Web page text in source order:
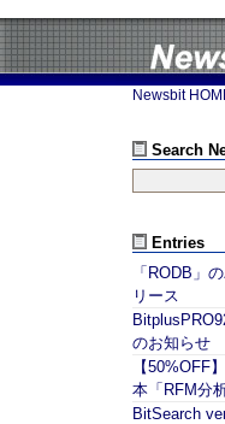
Newsbit
Search
Entries
「RODB」
リース
のお知らせ
【50%OFF
本「RFM分
BitSearch